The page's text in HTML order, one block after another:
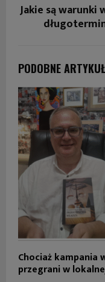
Jakie są warunki
PODOBNE
Chociaż kampania
przegrani w